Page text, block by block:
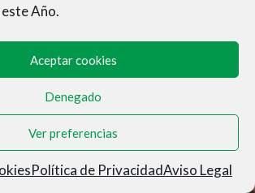
Año.
Aceptar cookies
Denegado
Ver preferencias
Política de PrivacidadAviso Legal
MUNERASONG®- © 2026
Privacidad|Condiciones de Venta|
Cookies